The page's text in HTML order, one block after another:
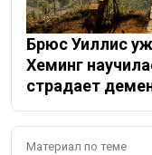
Брюс Уиллис
Хеминг
страдает
Материал по теме